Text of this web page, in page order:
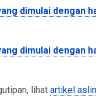
dimulai dengan
dimulai dengan
lihat artikel